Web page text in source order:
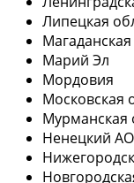
Липецкая
Марий Эл
Мордовия
Московская
Мурманская
Ненецкий АО